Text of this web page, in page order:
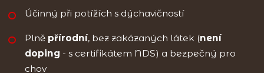
Účinný při potížích s dýchavičností
Plně přírodní, bez zakázaných látek (není
doping - s certifikátem NDS) a bezpečný pro
chov